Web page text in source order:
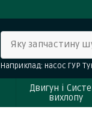
Яку запчастину
Наприклад: насос ГУР
Двигун і
вихлопу